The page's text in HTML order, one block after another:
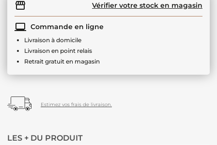
Vérifier votre stock en magasin
Commande en ligne
Livraison à domicile
Livraison en point relais
Retrait gratuit en magasin
Estimez vos frais de livraison.
LES + DU PRODUIT